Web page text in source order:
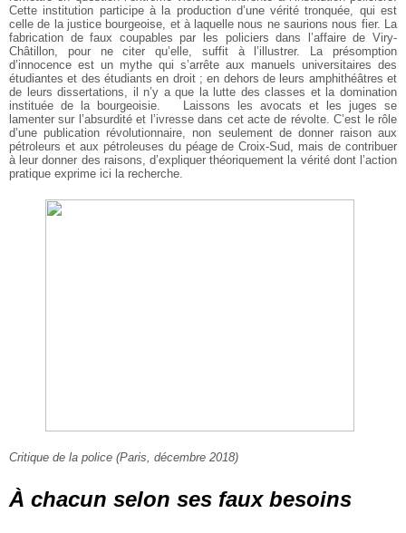
Cette institution participe à la production d’une vérité tronquée, qui est
celle de la justice bourgeoise, et à laquelle nous ne saurions nous fier. La
fabrication de faux coupables par les policiers dans l’affaire de Viry-
Châtillon, pour ne citer qu’elle, suffit à l’illustrer. La présomption
d’innocence est un mythe qui s’arrête aux manuels universitaires des
étudiantes et des étudiants en droit ; en dehors de leurs amphithéâtres et
de leurs dissertations, il n’y a que la lutte des classes et la domination
instituée de la bourgeoisie.
Laissons les avocats et les juges se
lamenter sur l’absurdité et l’ivresse dans cet acte de révolte. C’est le rôle
d’une publication révolutionnaire, non seulement de donner raison aux
pétroleurs et aux pétroleuses du péage de Croix-Sud, mais de contribuer
à leur donner des raisons, d’expliquer théoriquement la vérité dont l’action
pratique exprime ici la recherche.
Critique de la police (Paris, décembre 2018)
À chacun selon ses faux besoins